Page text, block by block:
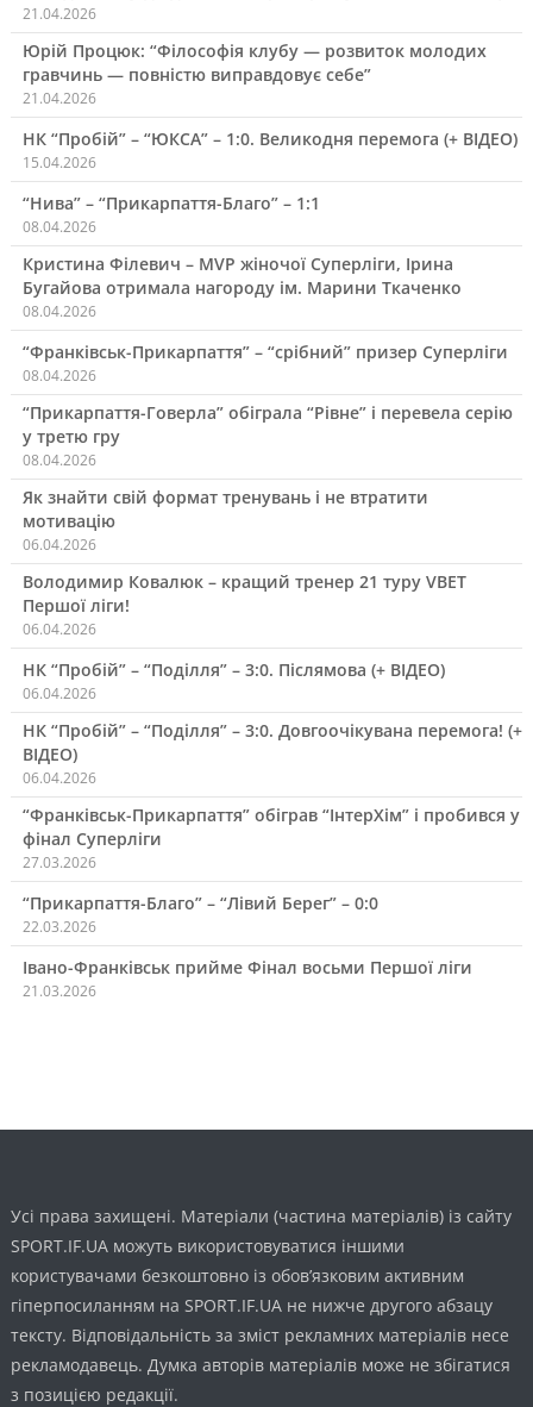
21.04.2026
Юрій Процюк: “Філософія клубу — розвиток молодих
гравчинь — повністю виправдовує себе”
21.04.2026
НК “Пробій” – “ЮКСА” – 1:0. Великодня перемога (+ ВІДЕО)
15.04.2026
“Нива” – “Прикарпаття-Благо” – 1:1
08.04.2026
Кристина Філевич – MVP жіночої Суперліги, Ірина
Бугайова отримала нагороду ім. Марини Ткаченко
08.04.2026
“Франківськ-Прикарпаття” – “срібний” призер Суперліги
08.04.2026
“Прикарпаття-Говерла” обіграла “Рівне” і перевела серію
у третю гру
08.04.2026
Як знайти свій формат тренувань і не втратити
мотивацію
06.04.2026
Володимир Ковалюк – кращий тренер 21 туру VBET
Першої ліги!
06.04.2026
НК “Пробій” – “Поділля” – 3:0. Післямова (+ ВІДЕО)
06.04.2026
НК “Пробій” – “Поділля” – 3:0. Довгоочікувана перемога! (+
ВІДЕО)
06.04.2026
“Франківськ-Прикарпаття” обіграв “ІнтерХім” і пробився у
фінал Суперліги
27.03.2026
“Прикарпаття-Благо” – “Лівий Берег” – 0:0
22.03.2026
Івано-Франківськ прийме Фінал восьми Першої ліги
21.03.2026
Усі права захищені. Матеріали (частина матеріалів) із сайту
SPORT.IF.UA можуть використовуватися іншими
користувачами безкоштовно із обов’язковим активним
гіперпосиланням на SPORT.IF.UA не нижче другого абзацу
тексту. Відповідальність за зміст рекламних матеріалів несе
рекламодавець. Думка авторів матеріалів може не збігатися
з позицією редакції.